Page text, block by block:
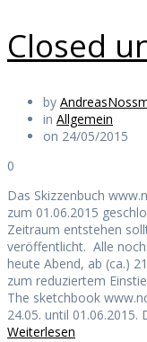
Closed
by
in Allgemein
on 24/05/2015
0
Das Skizzenbuch
zum 01.06.2015
Zeitraum entstehen
veröffentlicht. Alle
heute Abend, ab (ca.)
zum reduziertem
The sketchbook
24.05. until 01.06.2015.
Weiterlesen